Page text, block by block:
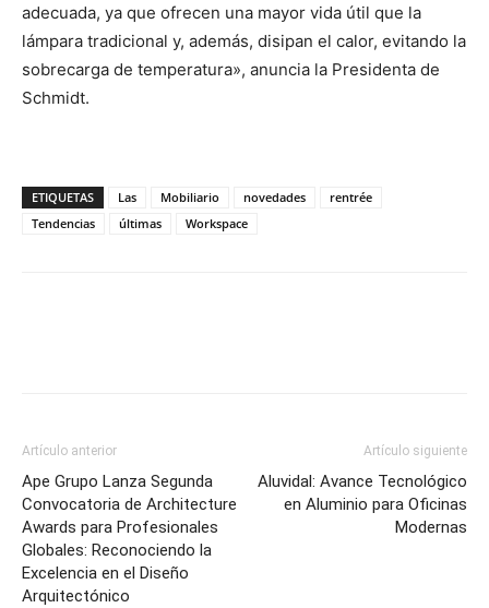
adecuada, ya que ofrecen una mayor vida útil que la
lámpara tradicional y, además, disipan el calor, evitando la
sobrecarga de temperatura», anuncia la Presidenta de
Schmidt.
ETIQUETAS Las Mobiliario novedades
rentrée
Tendencias
últimas Workspace
Artículo anterior
Ape Grupo Lanza Segunda
Convocatoria de Architecture
Awards para Profesionales
Globales: Reconociendo la
Excelencia en el Diseño
Arquitectónico
Artículo siguiente
Aluvidal: Avance Tecnológico
en Aluminio para Oficinas
Modernas